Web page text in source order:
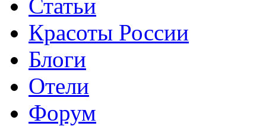
Статьи
Красоты России
Блоги
Отели
Форум